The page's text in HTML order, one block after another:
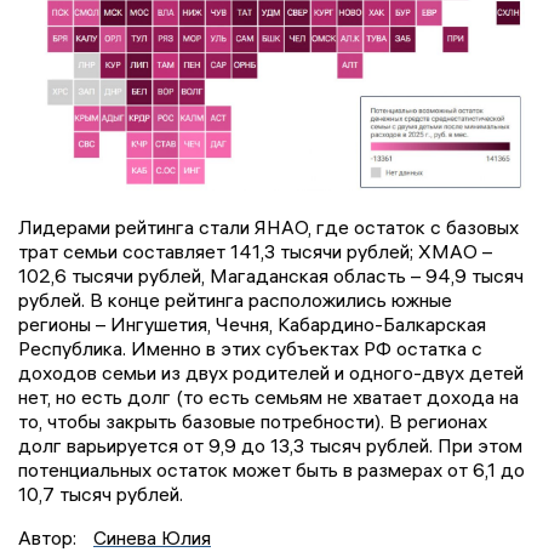
Лидерами рейтинга стали ЯНАО, где остаток с базовых
трат семьи составляет 141,3 тысячи рублей; ХМАО –
102,6 тысячи рублей, Магаданская область – 94,9 тысяч
рублей. В конце рейтинга расположились южные
регионы – Ингушетия, Чечня, Кабардино-Балкарская
Республика. Именно в этих субъектах РФ остатка с
доходов семьи из двух родителей и одного-двух детей
нет, но есть долг (то есть семьям не хватает дохода на
то, чтобы закрыть базовые потребности). В регионах
долг варьируется от 9,9 до 13,3 тысяч рублей. При этом
потенциальных остаток может быть в размерах от 6,1 до
10,7 тысяч рублей.
Автор:
Синева Юлия